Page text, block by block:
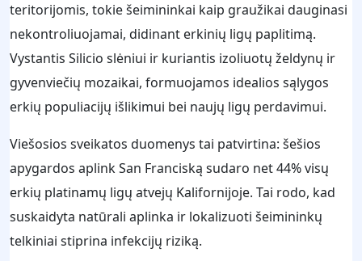
teritorijomis, tokie šeimininkai kaip graužikai dauginasi
nekontroliuojamai, didinant erkinių ligų paplitimą.
Vystantis Silicio slėniui ir kuriantis izoliuotų želdynų ir
gyvenviečių mozaikai, formuojamos idealios sąlygos
erkių populiacijų išlikimui bei naujų ligų perdavimui.
Viešosios sveikatos duomenys tai patvirtina: šešios
apygardos aplink San Franciską sudaro net 44% visų
erkių platinamų ligų atvejų Kalifornijoje. Tai rodo, kad
suskaidyta natūrali aplinka ir lokalizuoti šeimininkų
telkiniai stiprina infekcijų riziką.